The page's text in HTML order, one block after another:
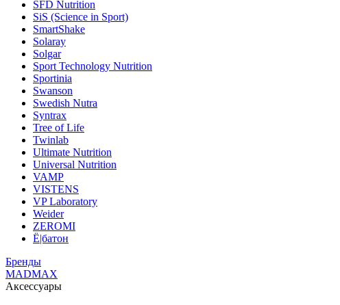
SFD Nutrition
SiS (Science in Sport)
SmartShake
Solaray
Solgar
Sport Technology Nutrition
Sportinia
Swanson
Swedish Nutra
Syntrax
Tree of Life
Twinlab
Ultimate Nutrition
Universal Nutrition
VAMP
VISTENS
VP Laboratory
Weider
ZEROMI
Ё|батон
Бренды
MADMAX
Аксессуары